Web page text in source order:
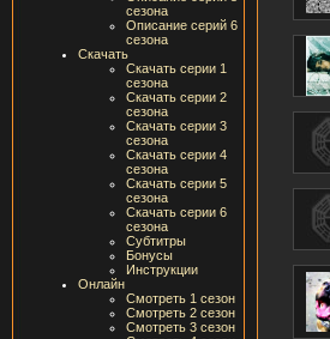
сезона
Описание серий 6
сезона
Скачать
Скачать серии 1
сезона
Скачать серии 2
сезона
Скачать серии 3
сезона
Скачать серии 4
сезона
Скачать серии 5
сезона
Скачать серии 6
сезона
Субтитры
Бонусы
Инструкции
Онлайн
Смотреть 1 сезон
Смотреть 2 сезон
Смотреть 3 сезон